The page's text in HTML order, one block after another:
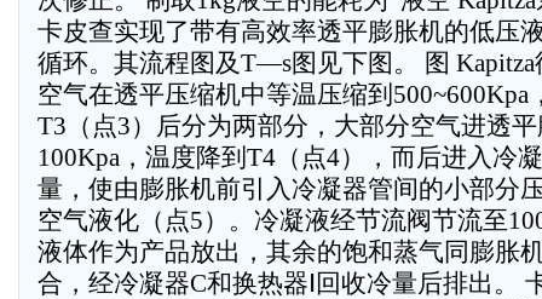
卡皮查实现了带有高效率透平膨胀机的低压
循环。其流程图及T—s图见下图。 图 Kapitza
空气在透平压缩机中等温压缩到500~600Kpa
T3（点3）后分为两部分，大部分空气进透
100Kpa，温度降到T4（点4），而后进入冷
量，使由膨胀机前引入冷凝器管间的小部分
空气液化（点5）。冷凝液经节流阀节流至
液体作为产品放出，其余的饱和蒸气同膨胀
合，经冷凝器C和换热器Ⅰ回收冷量后排出。